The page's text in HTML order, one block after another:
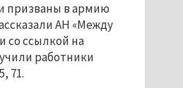
призваны в армию
АН «Между
со ссылкой на
работники
71.